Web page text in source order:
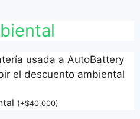
usada a AutoBattery
el descuento ambiental
(+$40,000)